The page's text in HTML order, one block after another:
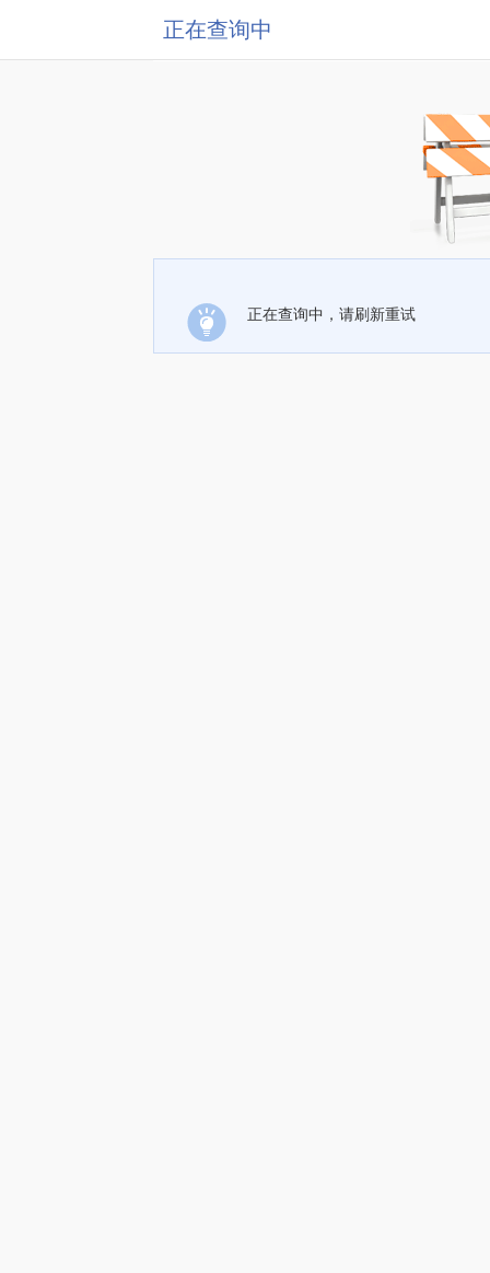
正在查询中
正在查询中，请刷新重试